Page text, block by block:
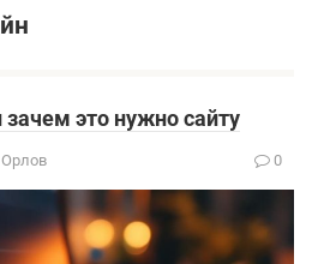
зачем это нужно сайту
0